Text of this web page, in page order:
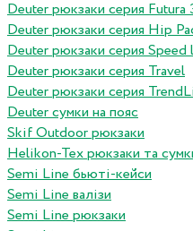
Deuter рюкзаки серия Futura
Deuter рюкзаки серия Hip
Deuter рюкзаки серия Speed
Deuter рюкзаки серия Travel
Deuter рюкзаки серия
Deuter сумки на пояс
Skif Outdoor рюкзаки
Helikon-Tex рюкзаки та
Semi Line бьюті-кейси
Semi Line валізи
Semi Line рюкзаки